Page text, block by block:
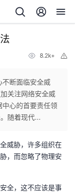
8.2k+
不断面临安全威
关注网络安全威
中心的首要责任领
随着现代...
威胁，许多组织在
，而忽略了物理安
全，这不应该是事